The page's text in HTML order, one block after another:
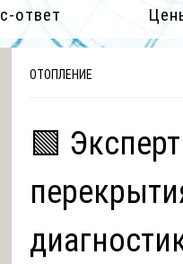
ответ
ОТОПЛЕНИЕ
🟩